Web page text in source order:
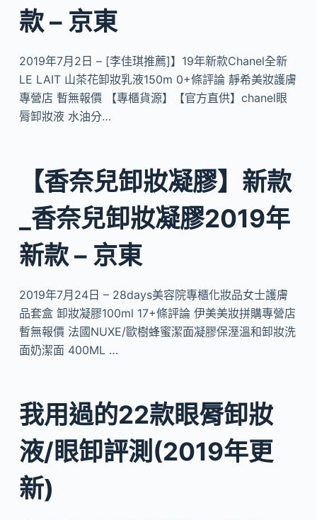
款 – 京東
2019年7月2日 – [李佳琪推薦]】19年新款Chanel全新
LE LAIT 山茶花卸妝乳液150m 0+條評論 靜希美妝護膚
專營店 暫無報價 【專櫃貨源】【官方直供】chanel眼
脣卸妝液 水油分…
【香奈兒卸妝凝膠】新款
_香奈兒卸妝凝膠2019年
新款 – 京東
2019年7月24日 – 28days美容院專櫃化妝品女士護膚
品套盒 卸妝凝膠100ml 17+條評論 伊美美妝拼購專營店
暫無報價 法國NUXE/歐樹蜂蜜潔面凝膠保溼溫和卸妝洗
面奶潔面 400ML …
我用過的22款眼脣卸妝
液/眼卸評測(2019年更
新)